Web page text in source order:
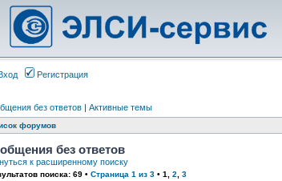
Регистрация
без ответов | Активные темы
форумов
без ответов
к расширенному поиску
поиска: 69 • Страница 1 из 3 • 1 2
3